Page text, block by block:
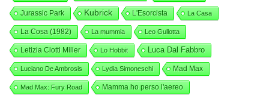
Jurassic Park Kubrick L'Esorcista La Casa
La Cosa (1982) La mummia Leo Gullotta
Letizia Ciotti Miller Lo Hobbit Luca Dal Fabbro
Luciano De Ambrosis Lydia Simoneschi Mad Max
Mad Max: Fury Road Mamma ho perso l'aereo